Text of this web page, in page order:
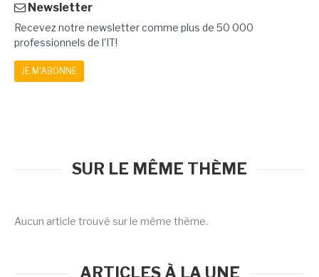
Newsletter
Recevez notre newsletter comme plus de 50 000
professionnels de l'IT!
JE M'ABONNE
SUR LE MÊME THÈME
Aucun article trouvé sur le même thème.
ARTICLES À LA UNE